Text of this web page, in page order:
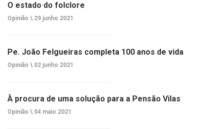
O estado do folclore
Opinião \ 29 junho 2021
Pe. João Felgueiras completa 100 anos de vida
Opinião \ 02 junho 2021
À procura de uma solução para a Pensão Vilas
Opinião \ 04 maio 2021